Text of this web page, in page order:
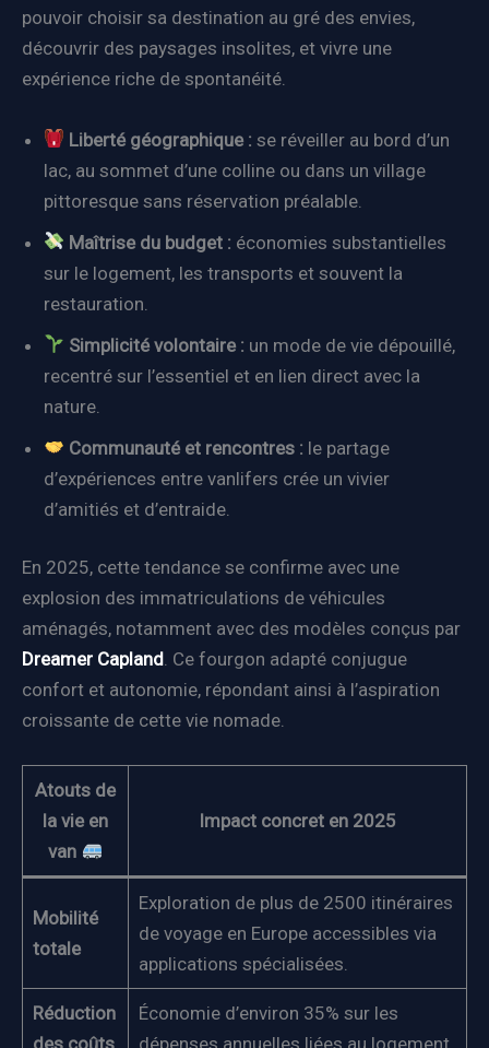
pouvoir choisir sa destination au gré des envies,
découvrir des paysages insolites, et vivre une
expérience riche de spontanéité.
Liberté géographique : se réveiller au bord d’un
lac, au sommet d’une colline ou dans un village
pittoresque sans réservation préalable.
Maîtrise du budget : économies substantielles
sur le logement, les transports et souvent la
restauration.
Simplicité volontaire : un mode de vie dépouillé,
recentré sur l’essentiel et en lien direct avec la
nature.
Communauté et rencontres : le partage
d’expériences entre vanlifers crée un vivier
d’amitiés et d’entraide.
En 2025, cette tendance se confirme avec une
explosion des immatriculations de véhicules
aménagés, notamment avec des modèles conçus par
Dreamer Capland. Ce fourgon adapté conjugue
confort et autonomie, répondant ainsi à l’aspiration
croissante de cette vie nomade.
Atouts de
la vie en
van
Impact concret en 2025
Mobilité
totale
Exploration de plus de 2500 itinéraires
de voyage en Europe accessibles via
applications spécialisées.
Réduction
Économie d’environ 35% sur les